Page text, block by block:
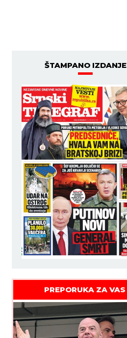
ŠTAMPANO IZDANJE
PREPORUKA ZA VAS